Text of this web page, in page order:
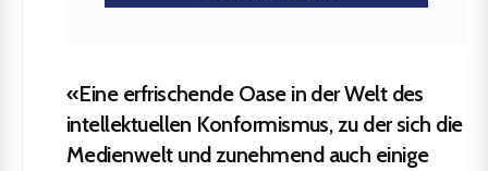
«Eine erfrischende Oase in der Welt des
intellektuellen Konformismus, zu der sich die
Medienwelt und zunehmend auch einige